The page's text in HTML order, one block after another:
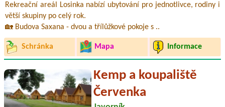
Rekreační areál Losinka nabízí ubytování pro jednotlivce, rodiny i
větší skupiny po celý rok.
🏡 Budova Saxana - dvou a třílůžkové pokoje s ..
Schránka Mapa Informace
Kemp a koupaliště
Červenka